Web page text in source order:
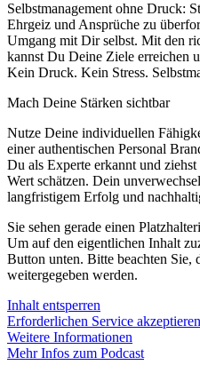
Selbstmanagement ohne Druck:
Ehrgeiz und Ansprüche zu
Umgang mit Dir selbst. Mit den
kannst Du Deine Ziele erreichen
Kein Druck. Kein Stress.
Mach Deine Stärken sichtbar
Nutze Deine individuellen
einer authentischen Personal
Du als Experte erkannt und
Wert schätzen. Dein
langfristigem Erfolg und
Sie sehen gerade einen
Um auf den eigentlichen Inhalt
Button unten. Bitte beachten Sie,
weitergegeben werden.
Inhalt entsperren
Erforderlichen Service
Weitere Informationen
Mehr Infos zum Podcast